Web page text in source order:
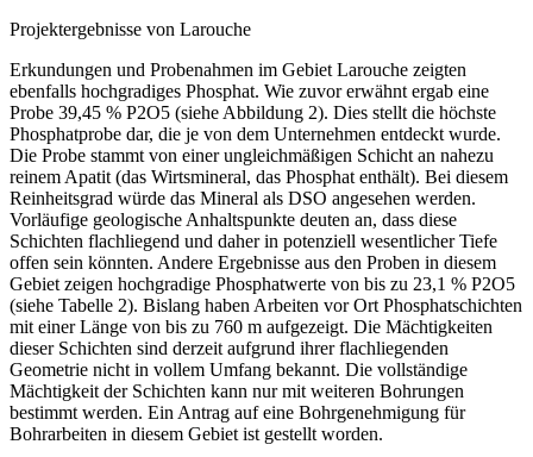
Projektergebnisse von Larouche
Erkundungen und Probenahmen im Gebiet Larouche zeigten
ebenfalls hochgradiges Phosphat. Wie zuvor erwähnt ergab eine
Probe 39,45 % P2O5 (siehe Abbildung 2). Dies stellt die höchste
Phosphatprobe dar, die je von dem Unternehmen entdeckt wurde.
Die Probe stammt von einer ungleichmäßigen Schicht an nahezu
reinem Apatit (das Wirtsmineral, das Phosphat enthält). Bei diesem
Reinheitsgrad würde das Mineral als DSO angesehen werden.
Vorläufige geologische Anhaltspunkte deuten an, dass diese
Schichten flachliegend und daher in potenziell wesentlicher Tiefe
offen sein könnten. Andere Ergebnisse aus den Proben in diesem
Gebiet zeigen hochgradige Phosphatwerte von bis zu 23,1 % P2O5
(siehe Tabelle 2). Bislang haben Arbeiten vor Ort Phosphatschichten
mit einer Länge von bis zu 760 m aufgezeigt. Die Mächtigkeiten
dieser Schichten sind derzeit aufgrund ihrer flachliegenden
Geometrie nicht in vollem Umfang bekannt. Die vollständige
Mächtigkeit der Schichten kann nur mit weiteren Bohrungen
bestimmt werden. Ein Antrag auf eine Bohrgenehmigung für
Bohrarbeiten in diesem Gebiet ist gestellt worden.